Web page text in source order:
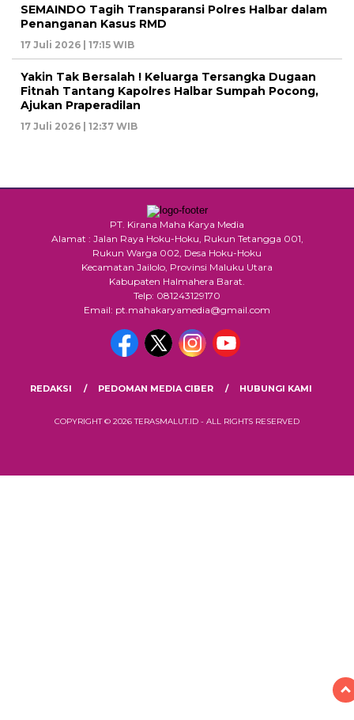
SEMAINDO Tagih Transparansi Polres Halbar dalam
Penanganan Kasus RMD
17 Juli 2026 | 17:15 WIB
Yakin Tak Bersalah ! Keluarga Tersangka Dugaan
Fitnah Tantang Kapolres Halbar Sumpah Pocong,
Ajukan Praperadilan
17 Juli 2026 | 12:37 WIB
PT. Kirana Maha Karya Media
Alamat : Jalan Raya Hoku-Hoku, Rukun Tetangga 001,
Rukun Warga 002, Desa Hoku-Hoku
Kecamatan Jailolo, Provinsi Maluku Utara
Kabupaten Halmahera Barat.
Telp: 081243129170
Email: pt.mahakaryamedia@gmail.com
REDAKSI PEDOMAN MEDIA CIBER HUBUNGI KAMI
COPYRIGHT © 2026 TERASMALUT.ID - ALL RIGHTS RESERVED